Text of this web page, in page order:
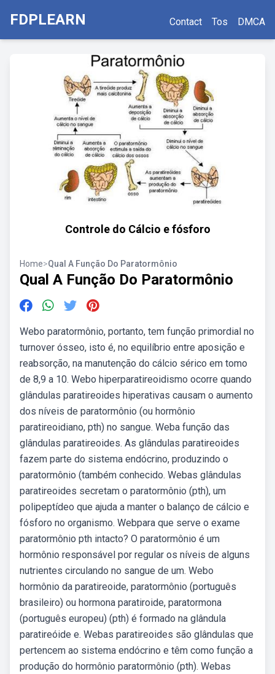
FDPLEARN Contact Tos DMCA
Controle do Cálcio e fósforo
Home>Qual A Função Do Paratormônio
Qual A Função Do Paratormônio
Webo paratormônio, portanto, tem função primordial no
turnover ósseo, isto é, no equilíbrio entre aposição e
reabsorção, na manutenção do cálcio sérico em tomo
de 8,9 a 10. Webo hiperparatireoidismo ocorre quando
glândulas paratireoides hiperativas causam o aumento
dos níveis de paratormônio (ou hormônio
paratireoidiano, pth) no sangue. Weba função das
glândulas paratireoides. As glândulas paratireoides
fazem parte do sistema endócrino, produzindo o
paratormônio (também conhecido. Webas glândulas
paratireoides secretam o paratormônio (pth), um
polipeptídeo que ajuda a manter o balanço de cálcio e
fósforo no organismo. Webpara que serve o exame
paratormônio pth intacto? O paratormônio é um
hormônio responsável por regular os níveis de alguns
nutrientes circulando no sangue de um. Webo
hormônio da paratireoide, paratormônio (português
brasileiro) ou hormona paratiroide, paratormona
(português europeu) (pth) é formado na glândula
paratireóide e. Webas paratireoides são glândulas que
pertencem ao sistema endócrino e têm como função a
produção do hormônio paratormônio (pth). Webas